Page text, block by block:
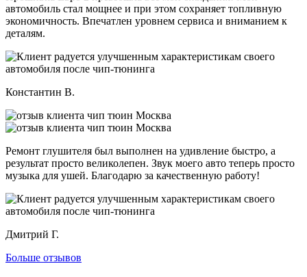
автомобиль стал мощнее и при этом сохраняет топливную
экономичность. Впечатлен уровнем сервиса и вниманием к
деталям.
Константин В.
Ремонт глушителя был выполнен на удивление быстро, а
результат просто великолепен. Звук моего авто теперь просто
музыка для ушей. Благодарю за качественную работу!
Дмитрий Г.
Больше отзывов